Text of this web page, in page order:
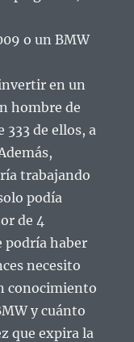
o un BMW
en un
hombre de
333 de ellos, a
trabajando
podía
de 4
podría haber
necesito
conocimiento
y cuánto
que expira la